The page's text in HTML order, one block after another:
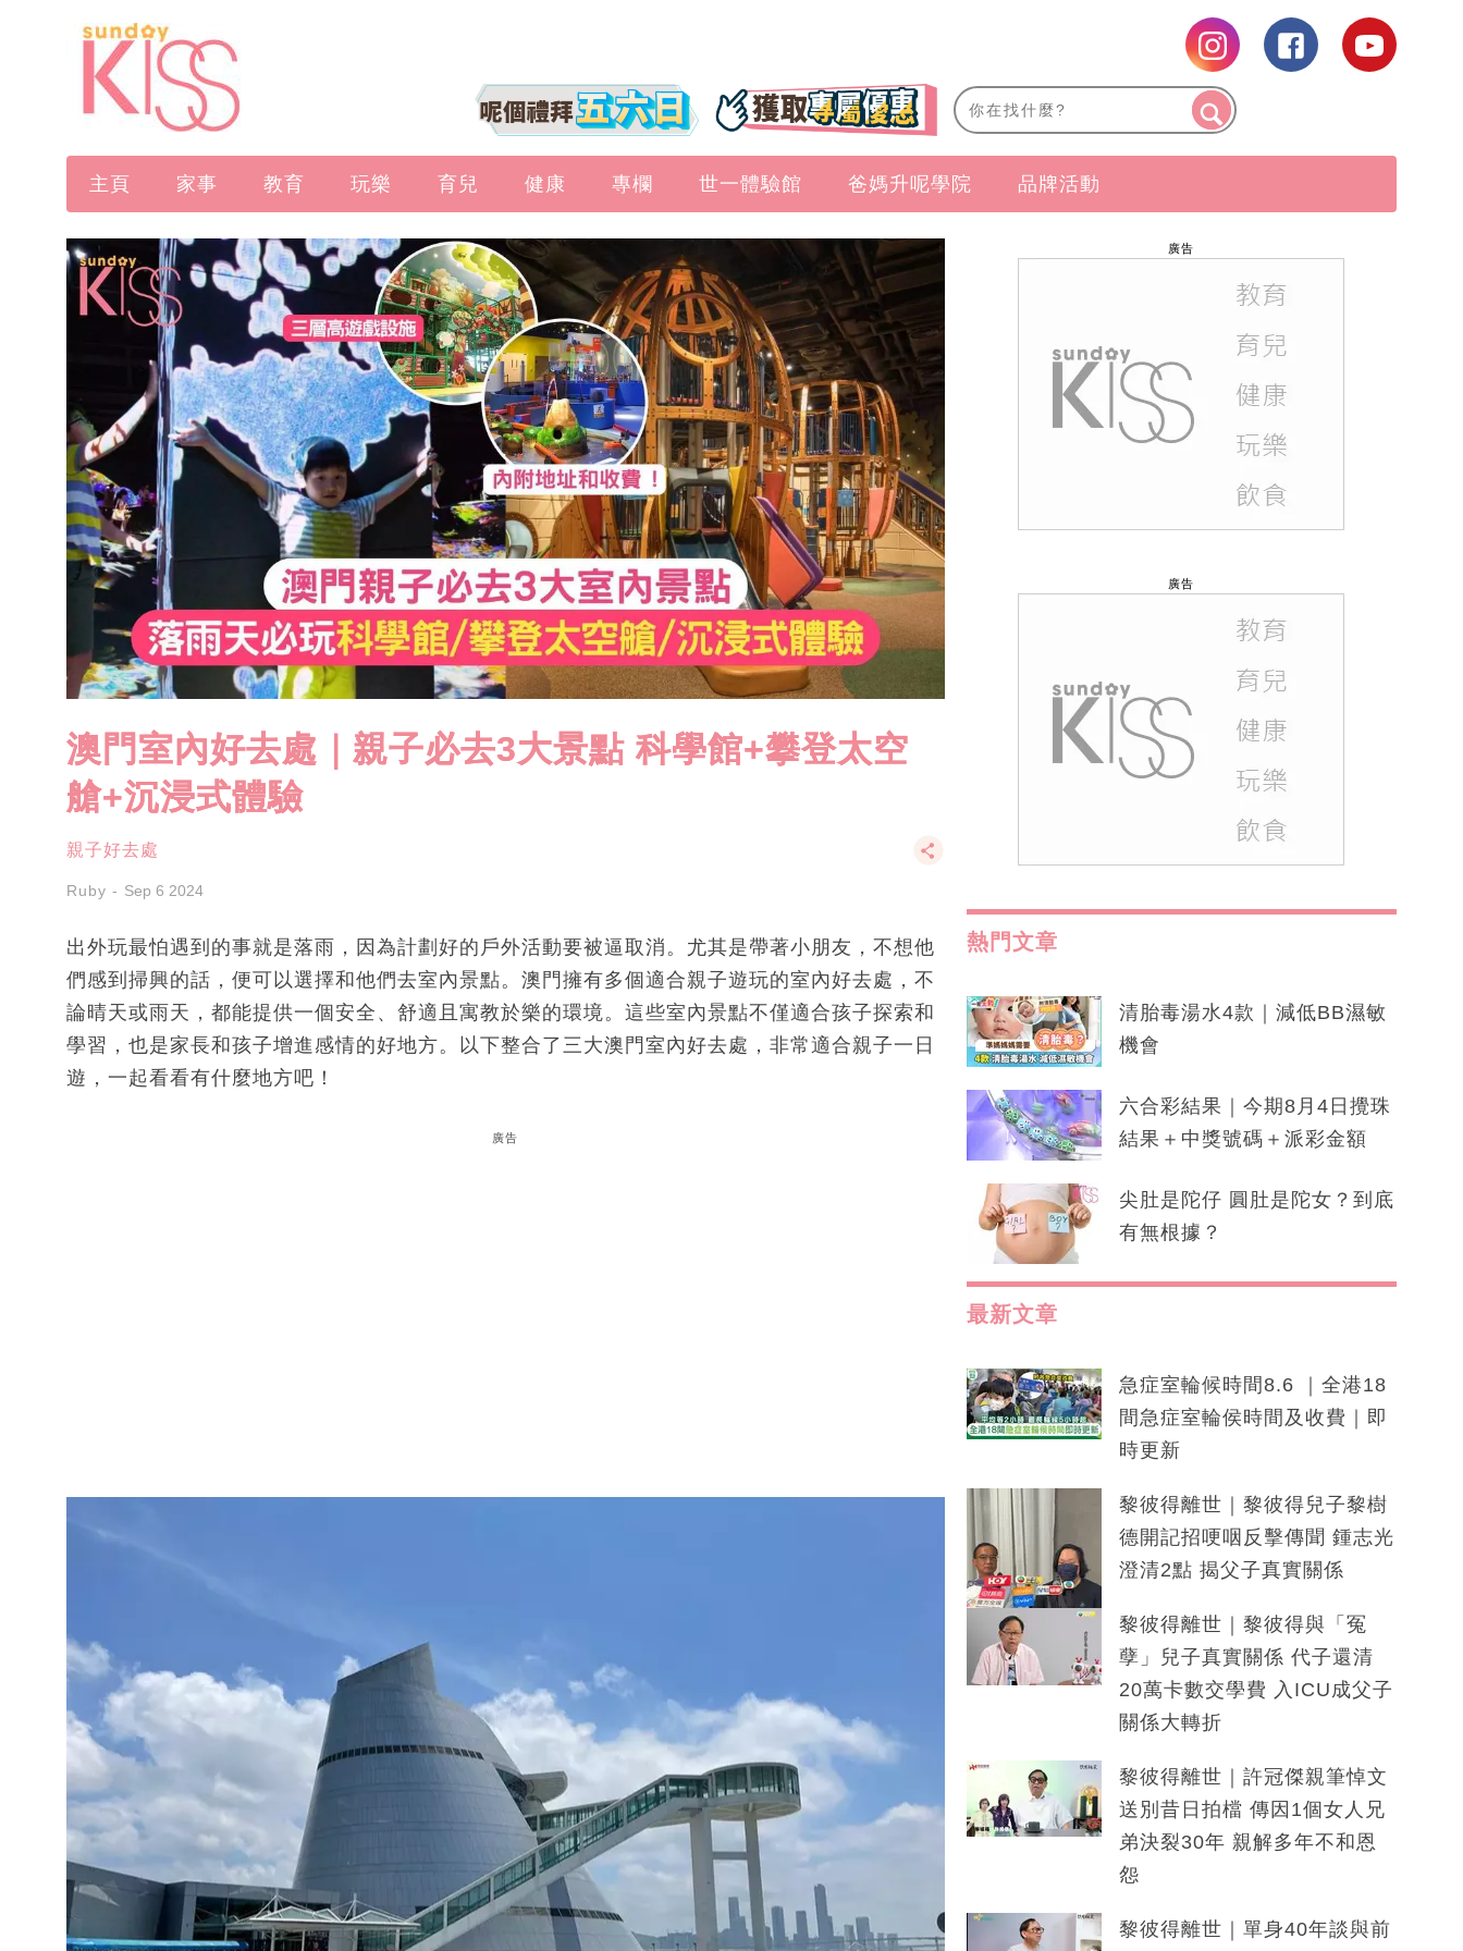
主頁 家事 教育 玩樂 育兒 健康 專欄 世一體驗館 爸媽升呢學院 品牌活動
澳門室內好去處｜親子必去3大景點 科學館+攀登太空
艙+沉浸式體驗
親子好去處
Ruby Sep 6 2024
出外玩最怕遇到的事就是落雨，因為計劃好的戶外活動要被逼取消。尤其是帶著小朋友，不想他
們感到掃興的話，便可以選擇和他們去室內景點。澳門擁有多個適合親子遊玩的室內好去處，不
論晴天或雨天，都能提供一個安全、舒適且寓教於樂的環境。這些室內景點不僅適合孩子探索和
學習，也是家長和孩子增進感情的好地方。以下整合了三大澳門室內好去處，非常適合親子一日
遊，一起看看有什麼地方吧！
廣告
廣告
廣告
熱門文章
清胎毒湯水4款｜減低BB濕敏
機會
六合彩結果｜今期8月4日攪珠
結果＋中獎號碼＋派彩金額
尖肚是陀仔 圓肚是陀女？到底
有無根據？
最新文章
急症室輪候時間8.6 ｜全港18
間急症室輪侯時間及收費｜即
時更新
黎彼得離世｜黎彼得兒子黎樹
德開記招哽咽反擊傳聞 鍾志光
澄清2點 揭父子真實關係
黎彼得離世｜黎彼得與「冤
孽」兒子真實關係 代子還清
20萬卡數交學費 入ICU成父子
關係大轉折
黎彼得離世｜許冠傑親筆悼文
送別昔日拍檔 傳因1個女人兄
弟決裂30年 親解多年不和恩
怨
黎彼得離世｜單身40年談與前